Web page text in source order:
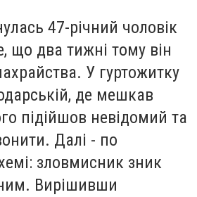
47-річний чоловік
що два тижні тому він
У гуртожитку
де мешкав
підійшов невідомий та
Далі - по
зловмисник зник
Вирішивши